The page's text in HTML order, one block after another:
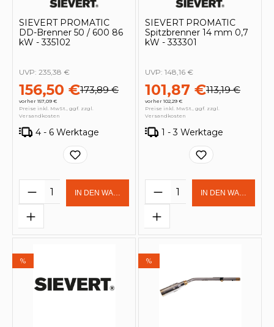
SIEVERT PROMATIC
DD-Brenner 50 / 600 86
kW - 335102
156,50 €173,89 €
vorher 157,09 €
UVP: 235,38 €
Preise inkl. MwSt., ggf. zzgl.
Versandkosten
4 - 6 Werktage
Produkt Anzahl: Gib den
IN DEN WARENKORB
SIEVERT PROMATIC
Spitzbrenner 14 mm 0,7
kW - 333301
101,87 €113,19 €
vorher 102,29 €
UVP: 148,16 €
Preise inkl. MwSt., ggf. zzgl.
Versandkosten
1 - 3 Werktage
Produkt Anzahl:
IN DEN
% %